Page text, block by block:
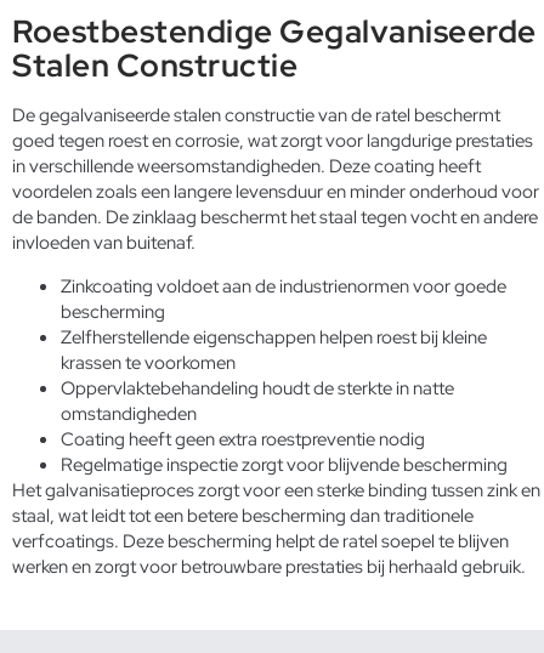
Roestbestendige Gegalvaniseerde
Stalen Constructie
De gegalvaniseerde stalen constructie van de ratel beschermt
goed tegen roest en corrosie, wat zorgt voor langdurige prestaties
in verschillende weersomstandigheden. Deze coating heeft
voordelen zoals een langere levensduur en minder onderhoud voor
de banden. De zinklaag beschermt het staal tegen vocht en andere
invloeden van buitenaf.
Zinkcoating voldoet aan de industrienormen voor goede
bescherming
Zelfherstellende eigenschappen helpen roest bij kleine
krassen te voorkomen
Oppervlaktebehandeling houdt de sterkte in natte
omstandigheden
Coating heeft geen extra roestpreventie nodig
Regelmatige inspectie zorgt voor blijvende bescherming
Het galvanisatieproces zorgt voor een sterke binding tussen zink en
staal, wat leidt tot een betere bescherming dan traditionele
verfcoatings. Deze bescherming helpt de ratel soepel te blijven
werken en zorgt voor betrouwbare prestaties bij herhaald gebruik.